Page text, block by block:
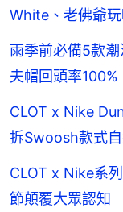
White、老佛爺
雨季前必備5款
夫帽回頭率100%
CLOT x Nike
拆Swoosh款式自
CLOT x Nike系
節顛覆大眾認知